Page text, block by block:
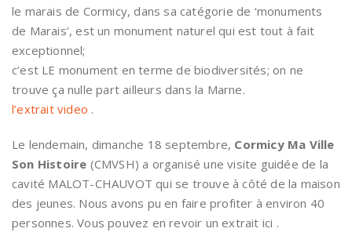
le marais de Cormicy, dans sa catégorie de ‘monuments
de Marais’, est un monument naturel qui est tout à fait
exceptionnel;
c’est LE monument en terme de biodiversités; on ne
trouve ça nulle part ailleurs dans la Marne.
l’extrait video .
Le lendemain, dimanche 18 septembre, Cormicy Ma Ville
Son Histoire (CMVSH) a organisé une visite guidée de la
cavité MALOT-CHAUVOT qui se trouve à côté de la maison
des jeunes. Nous avons pu en faire profiter à environ 40
personnes. Vous pouvez en revoir un extrait ici .